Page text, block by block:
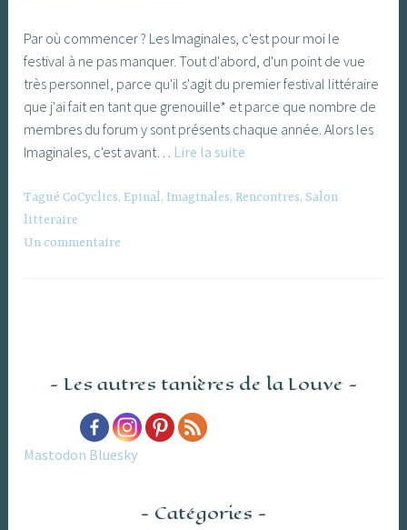
Par où commencer ? Les Imaginales, c'est pour moi le
festival à ne pas manquer. Tout d'abord, d'un point de vue
très personnel, parce qu'il s'agit du premier festival littéraire
que j'ai fait en tant que grenouille* et parce que nombre de
membres du forum y sont présents chaque année. Alors les
Imaginales, c'est avant… Lire la suite
festival
Tagué CoCyclics,Epinal,Imaginales,Rencontres,Salon
litteraire
Un commentaire
Les autres tanières de la Louve
Mastodon Bluesky
Catégories